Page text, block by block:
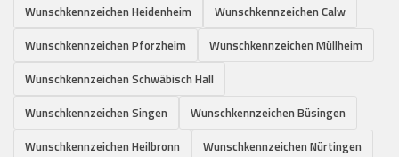
Wunschkennzeichen Heidenheim
Wunschkennzeichen Calw
Wunschkennzeichen Pforzheim
Wunschkennzeichen Müllheim
Wunschkennzeichen Schwäbisch Hall
Wunschkennzeichen Singen
Wunschkennzeichen Büsingen
Wunschkennzeichen Heilbronn
Wunschkennzeichen Nürtingen